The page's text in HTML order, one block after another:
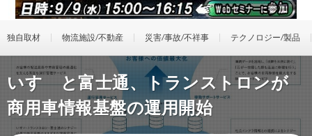
独自取材 物流施設/不動産 災害/事故/不祥事 テクノロジー/製品
いすゞと富士通、トランストロンが
商用車情報基盤の運用開始